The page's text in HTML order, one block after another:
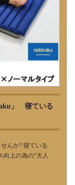
」 寝ている
んか? 寝ている
向上の為の“大人